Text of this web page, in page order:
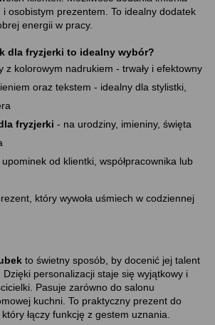
osobistym prezentem. To idealny dodatek
energii w pracy.
dla fryzjerki to idealny wybór
z kolorowym nadrukiem - trwały i efektowny
oraz tekstem - idealny dla stylistki,
fryzjerki - na urodziny, imieniny, święta
od klientki, współpracownika lub
który wywoła uśmiech w codziennej
to świetny sposób, by docenić jej talent
personalizacji staje się wyjątkowy i
Pasuje zarówno do salonu
kuchni. To praktyczny prezent do
łączy funkcję z gestem uznania.